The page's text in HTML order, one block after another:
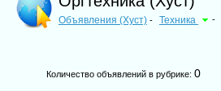
Объявления (Хуст) - Техника -
Количество объявлений в рубрике:0